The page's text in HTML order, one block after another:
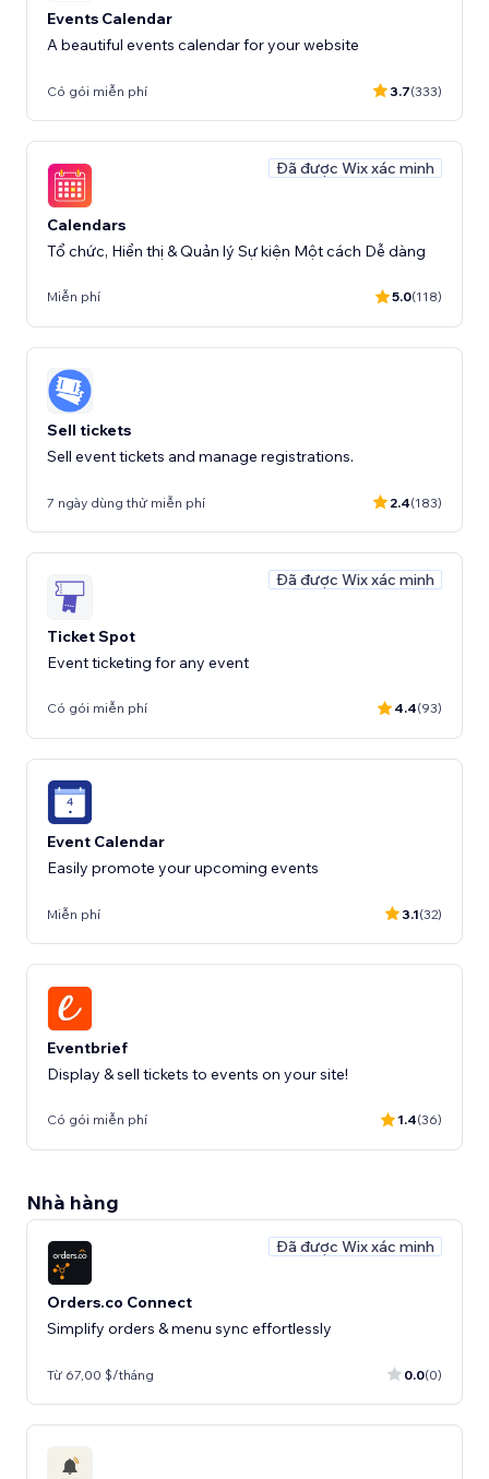
Events Calendar
A beautiful events calendar for your website
Có gói miễn phí 3.7(333)
Đã được Wix xác minh
Calendars
Tổ chức, Hiển thị & Quản lý Sự kiện Một cách Dễ dàng
Miễn phí 5.0(118)
Sell tickets
Sell event tickets and manage registrations.
7 ngày dùng thử miễn phí 2.4(183)
Đã được Wix xác minh
Ticket Spot
Event ticketing for any event
Có gói miễn phí 4.4(93)
Event Calendar
Easily promote your upcoming events
Miễn phí 3.1(32)
Eventbrief
Display & sell tickets to events on your site!
Có gói miễn phí 1.4(36)
Nhà hàng
Đã được Wix xác minh
Orders.co Connect
Simplify orders & menu sync effortlessly
Từ 67,00 $/tháng 0.0(0)